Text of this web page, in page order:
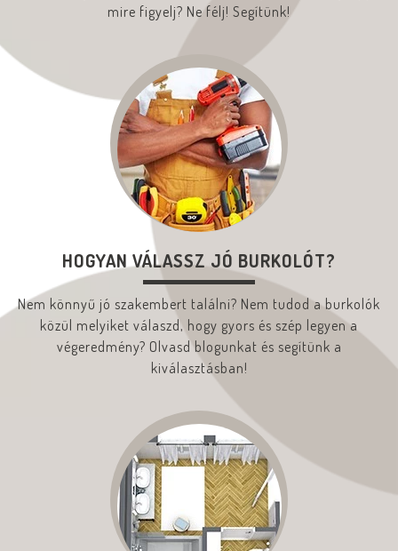
mire figyelj? Ne félj! Segítünk!
HOGYAN VÁLASSZ JÓ BURKOLÓT?
Nem könnyű jó szakembert találni? Nem tudod a burkolók
közül melyiket válaszd, hogy gyors és szép legyen a
végeredmény? Olvasd blogunkat és segítünk a
kiválasztásban!